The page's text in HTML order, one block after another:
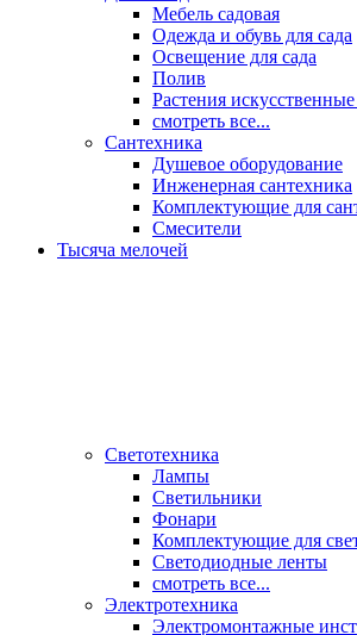
Мебель садовая
Одежда и обувь для сада
Освещение для сада
Полив
Растения
смотреть все...
Сантехника
Душевое оборудование
Инженерная сантехника
Комплектующие для
Смесители
Тысяча мелочей
Светотехника
Лампы
Светильники
Фонари
Комплектующие для
Светодиодные ленты
смотреть все...
Электротехника
Электромонтажные